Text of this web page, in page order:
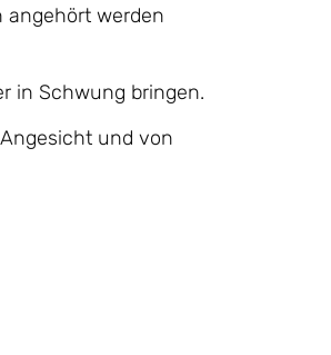
angehört werden
in Schwung bringen.
und von